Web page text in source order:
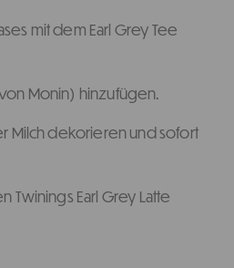
mit dem Earl Grey Tee
von Monin) hinzufügen.
Milch dekorieren und sofort
Twinings Earl Grey Latte